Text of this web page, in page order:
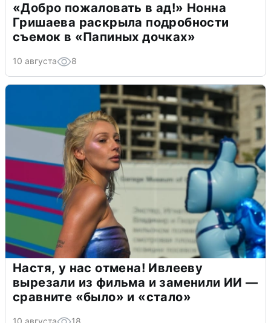
«Добро пожаловать в ад!» Нонна
Гришаева раскрыла подробности
съемок в «Папиных дочках»
10 августа 8
Настя, у нас отмена! Ивлееву
вырезали из фильма и заменили ИИ —
сравните «было» и «стало»
10 августа 18